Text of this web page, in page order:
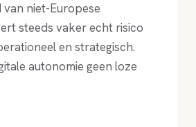
niet-Europese
steeds vaker echt risico
en strategisch.
autonomie geen loze